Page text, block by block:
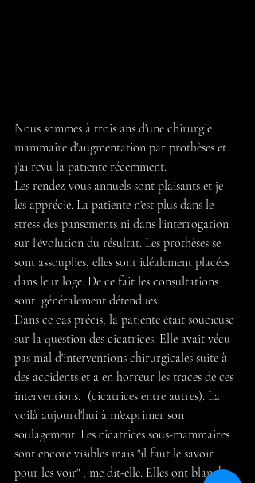
Nous sommes à trois ans d'une chirurgie
mammaire d'augmentation par prothèses et
j'ai revu la patiente récemment.
Les rendez-vous annuels sont plaisants et je
les apprécie. La patiente n'est plus dans le
stress des pansements ni dans l'interrogation
sur l'évolution du résultat. Les prothèses se
sont assouplies, elles sont idéalement placées
dans leur loge. De ce fait les consultations
sont  généralement détendues.
Dans ce cas précis, la patiente était soucieuse
sur la question des cicatrices. Elle avait vécu
pas mal d'interventions chirurgicales suite à
des accidents et a en horreur les traces de ces
interventions,  (cicatrices entre autres). La
voilà aujourd'hui à m'exprimer son
soulagement. Les cicatrices sous-mammaires
sont encore visibles mais "il faut le savoir
pour les voir" , me dit-elle. Elles ont blanchi